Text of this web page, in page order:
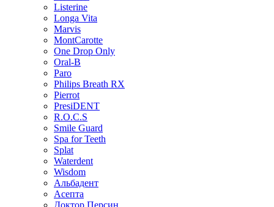
Listerine
Longa Vita
Marvis
MontCarotte
One Drop Only
Oral-B
Paro
Philips Breath RX
Pierrot
PresiDENT
R.O.C.S
Smile Guard
Spa for Teeth
Splat
Waterdent
Wisdom
Альбадент
Асепта